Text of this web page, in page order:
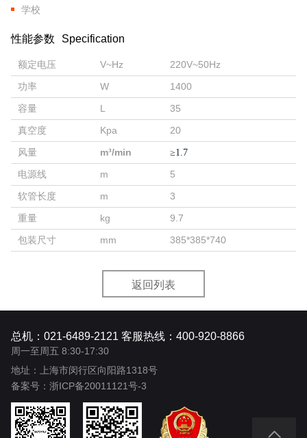
学校
性能参数 Specification
额定电压 V~Hz
220V~50Hz
功率
W
1400
容量
L
35
真空度
Kpa
20
风量
m³/min ≥1.7
电源线 m
5
软管长度
m
3
重量
kg
9.7
包装尺寸
mm 385*385*740
返回列表
总机：021-6489-2121 客服热线：400-920-8866
周一至周五 8:30-17:30
地址：上海市闵行区向阳路1318号
备案号： 浙ICP备20011121号-3